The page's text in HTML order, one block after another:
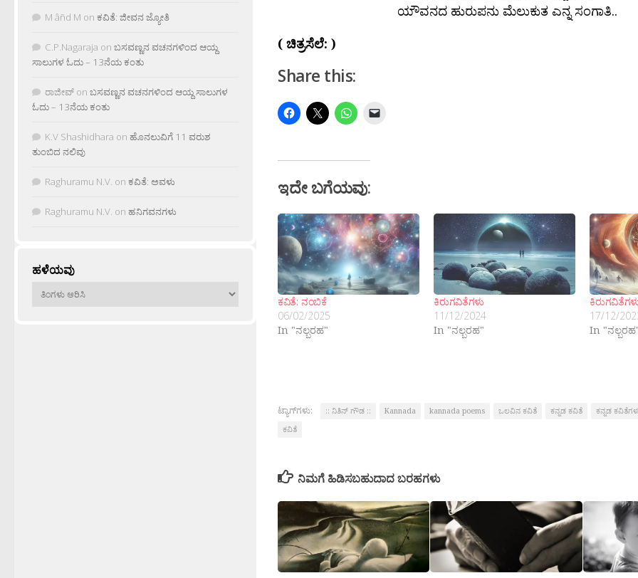
ಯೌವನದ ಹುರುಪನು ಮೆಲುಕುತ ಎನ್ನ ಸಂಗಾತಿ..
( ಚಿತ್ರಸೆಲೆ: )
Share this:
ಇದೇ ಬಗೆಯವು:
ಕವಿತೆ: ನಂಬಿಕೆ
06/02/2025
In "ನಲ್ಬರಹ"
ಕಿರುಗವಿತೆಗಳು
11/12/2024
In "ನಲ್ಬರಹ"
17/12/
In
ಟ್ಯಾಗ್‌ಗಳು: :: ನಿತಿನ್ ಗೌಡ :: Kannada kannada poems ಒಲವಿನ ಕವಿತೆ ಕನ್ನಡ ಕವಿತೆ
ಕನ್ನಡ
ಕವಿತೆ
ನಿಮಗೆ ಹಿಡಿಸಬಹುದಾದ ಬರಹಗಳು
M âñd M on ಕವಿತೆ: ಜೀವನ ಜ್ಯೋತಿ
C.P.Nagaraja on ಬಸವಣ್ಣನ ವಚನಗಳಿಂದ ಆಯ್ದ
ಸಾಲುಗಳ ಓದು – 13ನೆಯ ಕಂತು
ರಾಜೀವ್ on ಬಸವಣ್ಣನ ವಚನಗಳಿಂದ ಆಯ್ದ ಸಾಲುಗಳ
ಓದು – 13ನೆಯ ಕಂತು
K.V Shashidhara on ಹೊನಲುವಿಗೆ 11 ವರುಶ
ತುಂಬಿದ ನಲಿವು
Raghuramu N.V. on ಕವಿತೆ: ಅವಳು
Raghuramu N.V. on ಹನಿಗವನಗಳು
ಹಳೆಯವು
ಹಳೆಯವು